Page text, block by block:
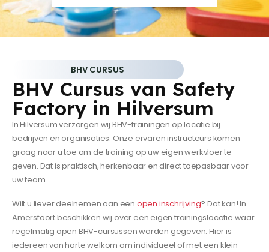
BHV CURSUS
BHV Cursus van Safety
Factory in Hilversum
In Hilversum verzorgen wij BHV-trainingen op locatie bij
bedrijven en organisaties. Onze ervaren instructeurs komen
graag naar u toe om de training op uw eigen werkvloer te
geven. Dat is praktisch, herkenbaar en direct toepasbaar voor
uw team.
Wilt u liever deelnemen aan een open inschrijving? Dat kan! In
Amersfoort beschikken wij over een eigen trainingslocatie waar
regelmatig open BHV-cursussen worden gegeven. Hier is
iedereen van harte welkom om individueel of met een klein